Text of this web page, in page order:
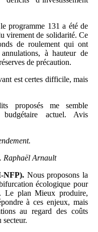
programme 131 a été de
virement de solidarité. Ce
de roulement qui ont
à hauteur de
de précaution.
est certes difficile, mais
proposés me semble
actuel. Avis
Raphaël Arnault
NFP). Nous proposons la
écologique pour
Le plan Mieux produire,
à ces enjeux, mais
au regard des coûts
secteur.